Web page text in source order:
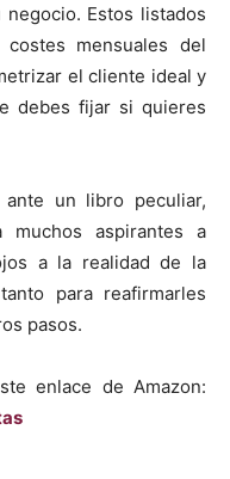
Estos listados
mensuales del
el cliente ideal y
debes fijar si quieres
un libro peculiar,
aspirantes a
a la realidad de la
para reafirmarles
pasos.
enlace de Amazon: